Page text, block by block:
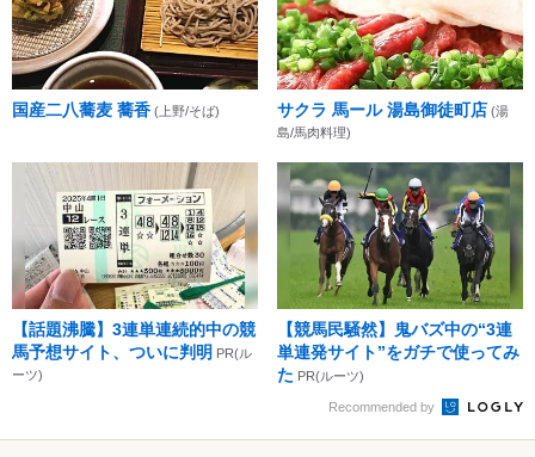
国産二八蕎麦 蕎香 (上野/そば) サクラ 馬ール 湯島御徒町店 (湯
島/馬肉料理)
【話題沸騰】3連単連続的中の競
馬予想サイト、ついに判明 PR(ル
ーツ)
【競馬民騒然】鬼バズ中の“3連
単連発サイト”をガチで使ってみ
た PR(ルーツ)
Recommended by